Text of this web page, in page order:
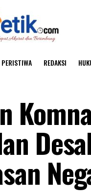
PERISTIWA REDAKSI